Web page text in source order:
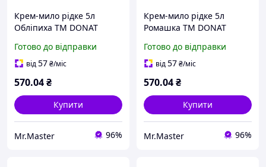
Крем-мило рідке 5л
Обліпиха ТМ DONAT
Готово до відправки
від57₴/міс
570.04₴
Купити
Mr.Master 96%
Крем-мило рідке 5л
Ромашка ТМ DONAT
Готово до відправки
від57₴/міс
570.04₴
Купити
Mr.Master 96%